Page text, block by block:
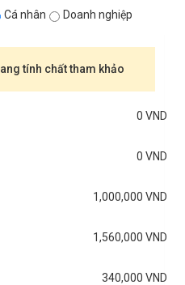
Cá nhân Doanh nghiệp
tính chất tham khảo
0 VND
0 VND
1,000,000 VND
1,560,000 VND
340,000 VND